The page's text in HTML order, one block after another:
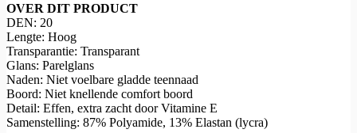
OVER DIT PRODUCT
DEN: 20
Lengte: Hoog
Transparantie: Transparant
Glans: Parelglans
Naden: Niet voelbare gladde teennaad
Boord: Niet knellende comfort boord
Detail: Effen, extra zacht door Vitamine E
Samenstelling: 87% Polyamide, 13% Elastan (lycra)